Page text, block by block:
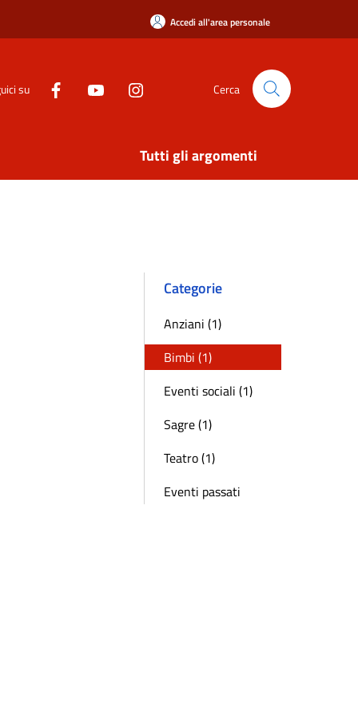
Accedi all'area personale
su Cerca
Tutti gli argomenti
Categorie
Anziani (1)
Bimbi (1)
Eventi sociali (1)
Sagre (1)
Teatro (1)
Eventi passati